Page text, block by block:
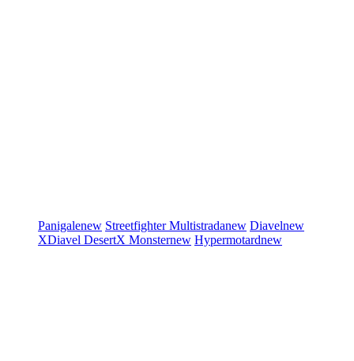
Panigalenew StreetfighterMultistradanew Diavelnew
XDiavel DesertX Monsternew Hypermotardnew